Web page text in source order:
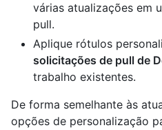
várias atualizações em
pull.
Aplique rótulos
solicitações de pull de
trabalho existentes.
De forma semelhante às
opções de personalização